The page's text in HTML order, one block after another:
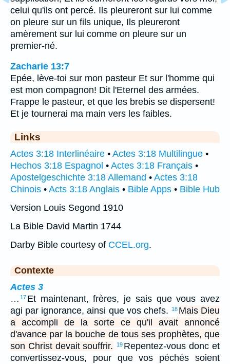
celui qu'ils ont percé. Ils pleureront sur lui comme
on pleure sur un fils unique, Ils pleureront
amèrement sur lui comme on pleure sur un
premier-né.
Zacharie 13:7
Epée, lève-toi sur mon pasteur Et sur l'homme qui
est mon compagnon! Dit l'Eternel des armées.
Frappe le pasteur, et que les brebis se dispersent!
Et je tournerai ma main vers les faibles.
Links
Actes 3:18 Interlinéaire • Actes 3:18 Multilingue •
Hechos 3:18 Espagnol • Actes 3:18 Français •
Apostelgeschichte 3:18 Allemand • Actes 3:18
Chinois • Acts 3:18 Anglais • Bible Apps • Bible Hub
Version Louis Segond 1910
La Bible David Martin 1744
Darby Bible courtesy of CCEL.org.
Contexte
Actes 3
… 17 Et maintenant, frères, je sais que vous avez
agi par ignorance, ainsi que vos chefs.
18 Mais Dieu
a accompli de la sorte ce qu'il avait annoncé
d'avance par la bouche de tous ses prophètes, que
son Christ devait souffrir.
19 Repentez-vous donc et
convertissez-vous, pour que vos péchés soient